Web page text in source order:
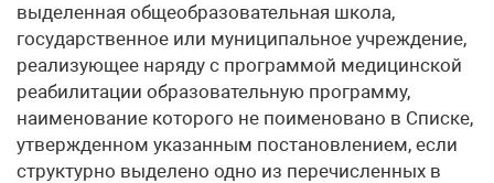
выделенная общеобразовательная школа,
государственное или муниципальное учреждение,
реализующее наряду с программой медицинской
реабилитации образовательную программу,
наименование которого не поименовано в Списке,
утвержденном указанным постановлением, если
структурно выделено одно из перечисленных в